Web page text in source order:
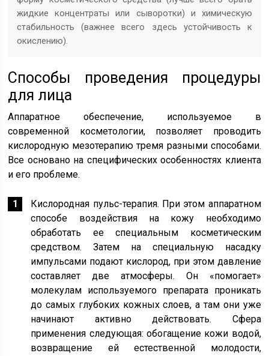
жидкие концентраты или сыворотки) и химическую
стабильность (важнее всего здесь устойчивость к
окислению).
Способы проведения процедуры
для лица
Аппаратное обеспечение, используемое в
современной косметологии, позволяет проводить
кислородную мезотерапию тремя разными способами.
Все основано на специфических особенностях клиента
и его проблеме.
Кислородная пульс-терапия. При этом аппаратном
способе воздействия на кожу необходимо
обработать ее специальным косметическим
средством. Затем на специальную насадку
импульсами подают кислород, при этом давление
составляет две атмосферы. Он «помогает»
молекулам используемого препарата проникать
до самых глубоких кожных слоев, а там они уже
начинают активно действовать. Сфера
применения следующая: обогащение кожи водой,
возвращение ей естественной молодости,